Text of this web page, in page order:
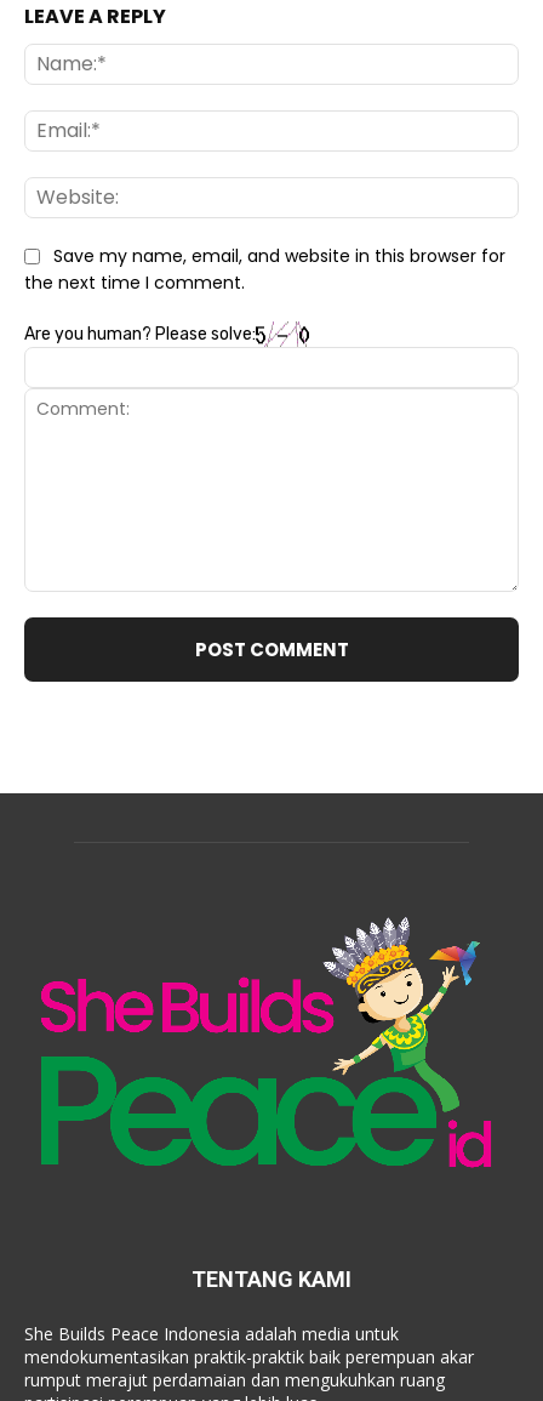
LEAVE A REPLY
Save my name, email, and website in this browser for
the next time I comment.
Are you human? Please solve:
TENTANG KAMI
She Builds Peace Indonesia adalah media untuk
mendokumentasikan praktik-praktik baik perempuan akar
rumput merajut perdamaian dan mengukuhkan ruang